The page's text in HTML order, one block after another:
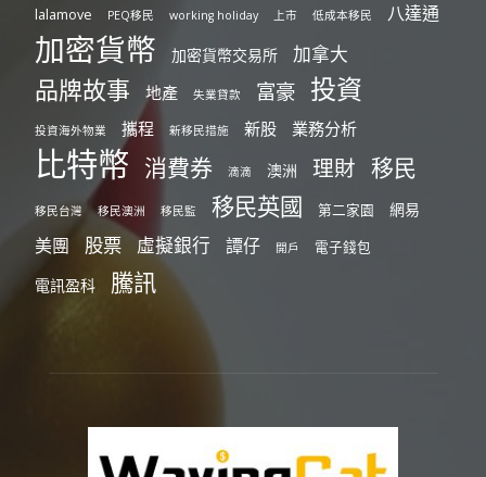
lalamove PEQ移民 working holiday 上市 低成本移民 八達通
加密貨幣 加密貨幣交易所 加拿大
品牌故事 地產 失業貸款 富豪 投資
投資海外物業 攜程 新移民措施 新股 業務分析
比特幣 消費券 滴滴 澳洲 理財 移民
移民台灣 移民澳洲 移民監 移民英國 第二家園 網易
美團 股票 虛擬銀行 譚仔 開戶 電子錢包
電訊盈科 騰訊